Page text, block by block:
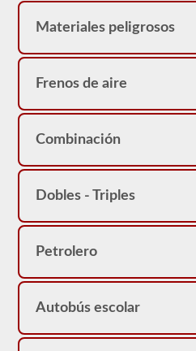
CDL
de
neumáticos,
no
conducir
vehículo
que
esté
equipado
frenos
porque
licencia
"L".
Materiales peligrosos
Frenos de aire
Combinación
Dobles - Triples
Petrolero
Autobús escolar